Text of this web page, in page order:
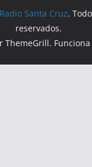
Radio Santa Cruz.
reservados.
ThemeGrill.